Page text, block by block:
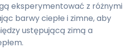
eksperymentować z różnymi
barwy ciepłe i zimne, aby
ustępującą zimą a